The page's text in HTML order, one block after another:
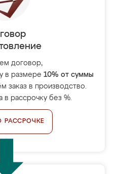
договор,
в размере 10% от суммы
заказ в производство.
в рассрочку без %.
РАССРОЧКЕ